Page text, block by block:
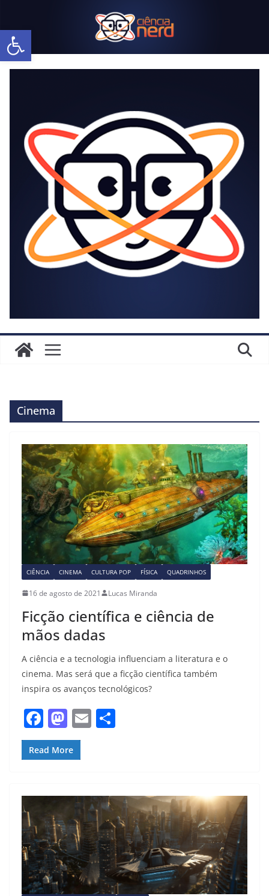
Abrir a barra de ferramentas
Cinema
CIÊNCIA CINEMA CULTURA POP FÍSICA QUADRINHOS
16 de agosto de 2021 Lucas Miranda
Ficção científica e ciência de
mãos dadas
A ciência e a tecnologia influenciam a literatura e o
cinema. Mas será que a ficção científica também
inspira os avanços tecnológicos?
F
a
c
b
o
o
k
M
a
st
d
o
n
E
Read More